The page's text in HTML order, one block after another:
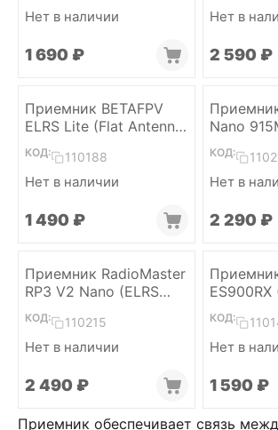
Приемник обеспечивает связь
Нет в наличии
1 690 ₽
Нет в
2 590 ₽
Приемник BETAFPV
ELRS Lite (Flat Antenna
v1.2)
КОД: 110188
Нет в наличии
1 490 ₽
Nano
(ELRS 915)
КОД:
Нет в
2 290 ₽
Приемник RadioMaster
RP3 V2 Nano (ELRS
2.4)
КОД: 110215
Нет в наличии
2 490 ₽
ES900RX
КОД:
Нет в
1 590 ₽